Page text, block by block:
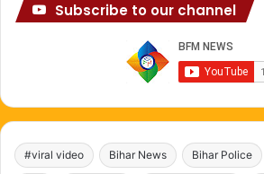
Subscribe to our channel
#viral video Bihar News Bihar Police